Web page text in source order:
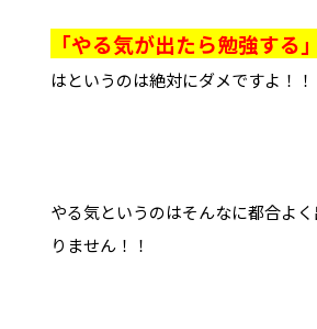
「やる気が出たら勉強する」
はというのは絶対にダメですよ！！
やる気というのはそんなに都合よ
りません！！